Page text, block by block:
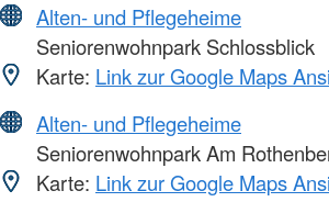
Alten- und Pflegeheime
Seniorenwohnpark Schlossblick
Karte: Link zur Google Maps
Alten- und Pflegeheime
Seniorenwohnpark Am
Karte: Link zur Google Maps